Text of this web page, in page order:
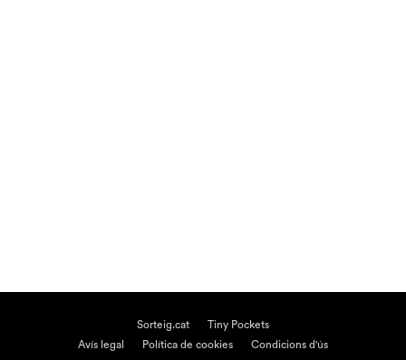
Sorteig.cat
Tiny Pockets
Avís legal
Política de cookies Condicions d'ús